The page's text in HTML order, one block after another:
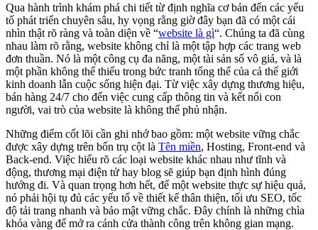
Qua hành trình khám phá chi tiết từ định nghĩa cơ bản đến các yếu
tố phát triển chuyên sâu, hy vọng rằng giờ đây bạn đã có một cái
nhìn thật rõ ràng và toàn diện về “website là gì“. Chúng ta đã cùng
nhau làm rõ rằng, website không chỉ là một tập hợp các trang web
đơn thuần. Nó là một công cụ đa năng, một tài sản số vô giá, và là
một phần không thể thiếu trong bức tranh tổng thể của cả thế giới
kinh doanh lẫn cuộc sống hiện đại. Từ việc xây dựng thương hiệu,
bán hàng 24/7 cho đến việc cung cấp thông tin và kết nối con
người, vai trò của website là không thể phủ nhận.
Những điểm cốt lõi cần ghi nhớ bao gồm: một website vững chắc
được xây dựng trên bốn trụ cột là Tên miền, Hosting, Front-end và
Back-end. Việc hiểu rõ các loại website khác nhau như tĩnh và
động, thương mại điện tử hay blog sẽ giúp bạn định hình đúng
hướng đi. Và quan trọng hơn hết, để một website thực sự hiệu quả,
nó phải hội tụ đủ các yếu tố về thiết kế thân thiện, tối ưu SEO, tốc
độ tải trang nhanh và bảo mật vững chắc. Đây chính là những chìa
khóa vàng để mở ra cánh cửa thành công trên không gian mạng.